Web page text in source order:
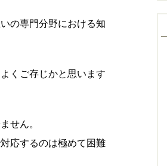
の専門分野における知
くご存じかと思います
せん。
応するのは極めて困難